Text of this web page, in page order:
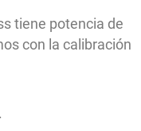
tiene potencia de
con la calibración